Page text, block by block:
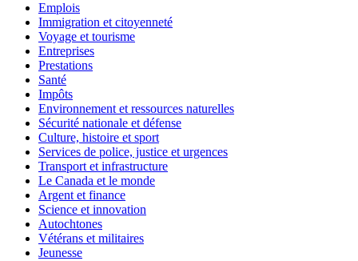
Emplois
Immigration et citoyenneté
Voyage et tourisme
Entreprises
Prestations
Santé
Impôts
Environnement et ressources naturelles
Sécurité nationale et défense
Culture, histoire et sport
Services de police, justice et urgences
Transport et infrastructure
Le Canada et le monde
Argent et finance
Science et innovation
Autochtones
Vétérans et militaires
Jeunesse